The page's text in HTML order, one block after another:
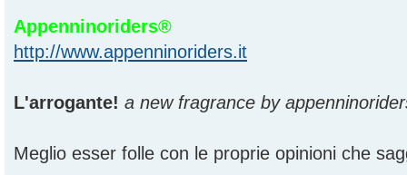
Appenninoriders®
http://www.appenninoriders.it
L'arrogante! a new fragrance by
Meglio esser folle con le proprie opinioni che